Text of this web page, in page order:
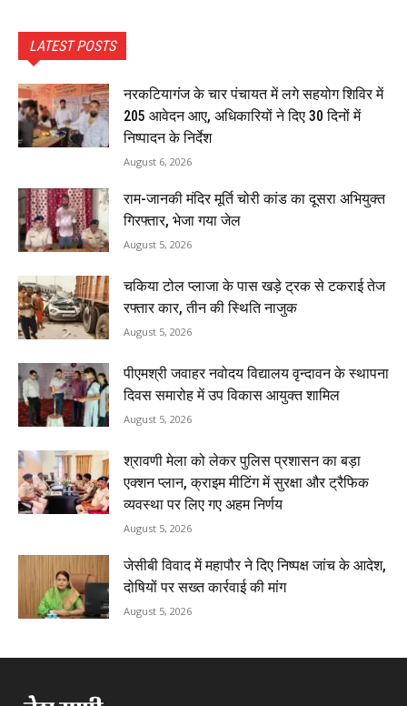
LATEST POSTS
नरकटियागंज के चार पंचायत में लगे सहयोग शिविर में
205 आवेदन आए, अधिकारियों ने दिए 30 दिनों में
निष्पादन के निर्देश
August 6, 2026
राम-जानकी मंदिर मूर्ति चोरी कांड का दूसरा अभियुक्त
गिरफ्तार, भेजा गया जेल
August 5, 2026
चकिया टोल प्लाजा के पास खड़े ट्रक से टकराई तेज
रफ्तार कार, तीन की स्थिति नाजुक
August 5, 2026
पीएमश्री जवाहर नवोदय विद्यालय वृन्दावन के स्थापना
दिवस समारोह में उप विकास आयुक्त शामिल
August 5, 2026
श्रावणी मेला को लेकर पुलिस प्रशासन का बड़ा
एक्शन प्लान, क्राइम मीटिंग में सुरक्षा और ट्रैफिक
व्यवस्था पर लिए गए अहम निर्णय
August 5, 2026
जेसीबी विवाद में महापौर ने दिए निष्पक्ष जांच के आदेश,
दोषियों पर सख्त कार्रवाई की मांग
August 5, 2026